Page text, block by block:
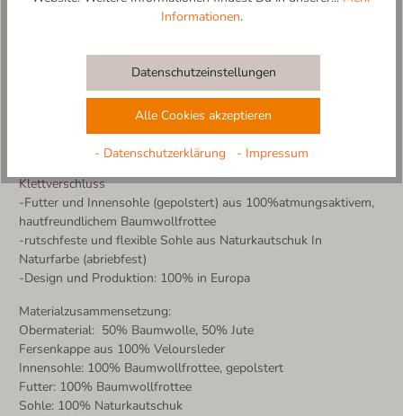
große Kinderfüße.
Weitere Produktdetails:
-atmungsaktive, strapazierfähige Baumwoll-Jute Mischung
-innenliegende Fersenverstärkung für perfekten Halt
-handgenähte Applikation und modische Kontrastnähte
-einfaches An- und Ausziehen dank weit zu öffnendem
Klettverschluss
-Futter und Innensohle (gepolstert) aus 100%atmungsaktivem,
hautfreundlichem Baumwollfrottee
-rutschfeste und flexible Sohle aus Naturkautschuk In
Naturfarbe (abriebfest)
-Design und Produktion: 100% in Europa
Materialzusammensetzung:
Obermaterial: 50% Baumwolle, 50% Jute
Fersenkappe aus 100% Veloursleder
Innensohle: 100% Baumwollfrottee, gepolstert
Futter: 100% Baumwollfrottee
Sohle: 100% Naturkautschuk
Informationen.
Datenschutzeinstellungen
Alle Cookies akzeptieren
- Datenschutzerklärung - Impressum